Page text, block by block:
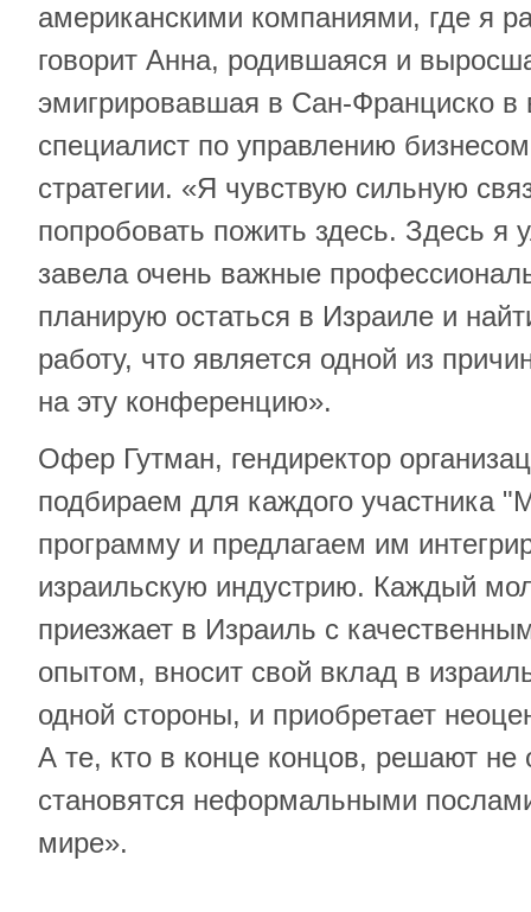
американскими компаниями, где я
говорит Анна, родившаяся и
эмигрировавшая в Сан-Франциско в
специалист по управлению
стратегии. «Я чувствую сильную
попробовать пожить здесь. Здесь я
завела очень важные
планирую остаться в Израиле и
работу, что является одной из
на эту конференцию».
Офер Гутман, гендиректор
подбираем для каждого участника
программу и предлагаем им
израильскую индустрию. Каждый
приезжает в Израиль с
опытом, вносит свой вклад в
одной стороны, и приобретает
А те, кто в конце концов, решают не
становятся неформальными
мире».